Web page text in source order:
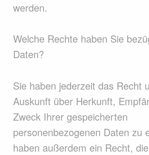
werden.
Welche Rechte haben Sie
Daten?
Sie haben jederzeit das Recht
Auskunft über Herkunft,
Zweck Ihrer gespeicherten
personenbezogenen Daten zu
haben außerdem ein Recht, die